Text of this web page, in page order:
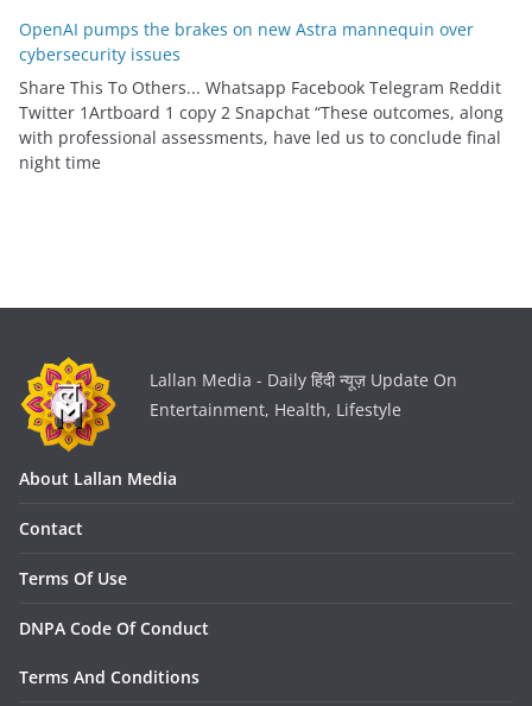
OpenAI pumps the brakes on new Astra mannequin over
cybersecurity issues
Share This To Others... Whatsapp Facebook Telegram Reddit
Twitter 1Artboard 1 copy 2 Snapchat “These outcomes, along
with professional assessments, have led us to conclude final
night time
Lallan Media - Daily हिंदी न्यूज़ Update On
Entertainment, Health, Lifestyle
About Lallan Media
Contact
Terms Of Use
DNPA Code Of Conduct
Terms And Conditions